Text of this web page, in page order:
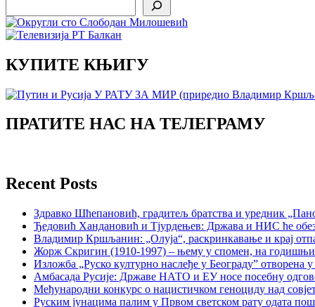
КУПИТЕ КЊИГУ
ПРАТИТЕ НАС НА ТЕЛЕГРАМУ
Recent Posts
Здравко Шћепановић, градитељ братства и уредник
Ђедовић Хандановић и Тјурдењев: Држава и НИС ће
Владимир Кршљанин: „Олуја“, раскринкавање и крај
Жорж Скригин (1910-1997) – њему у спомен, на
Изложба „Руско културно наслеђе у Београду” отворена
Амбасада Русије: Државе НАТО и ЕУ носе посебну
Међународни конкурс о нацистичком геноциду над
Руским јунацима палим у Првом светском рату одата